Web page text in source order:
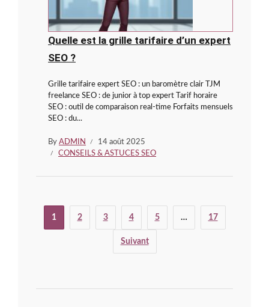
Quelle est la grille tarifaire d’un expert
SEO ?
Grille tarifaire expert SEO : un baromètre clair TJM
freelance SEO : de junior à top expert Tarif horaire
SEO : outil de comparaison real-time Forfaits mensuels
SEO : du...
By ADMIN
14 août 2025
CONSEILS & ASTUCES SEO
1 2 3 4 5 … 17
Suivant